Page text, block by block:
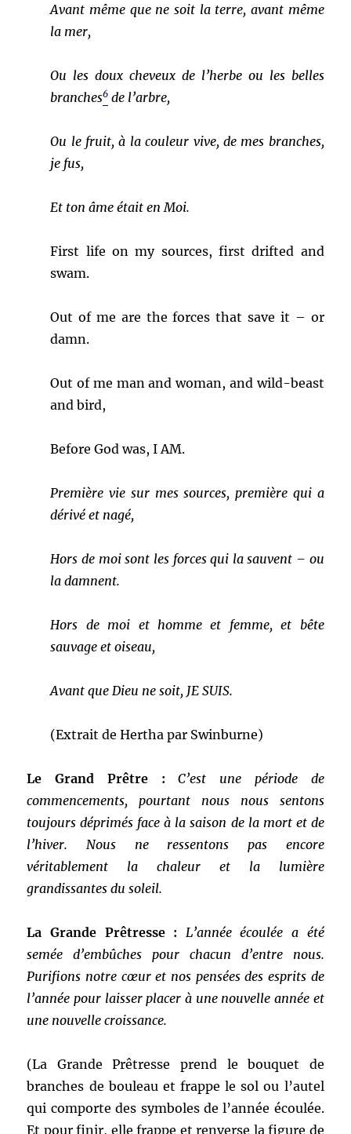
Avant même que ne soit la terre, avant même
la mer,
Ou les doux cheveux de l’herbe ou les belles
branches6 de l’arbre,
Ou le fruit, à la couleur vive, de mes branches,
je fus,
Et ton âme était en Moi.
First life on my sources, first drifted and
swam.
Out of me are the forces that save it – or
damn.
Out of me man and woman, and wild-beast
and bird,
Before God was, I AM.
Première vie sur mes sources, première qui a
dérivé et nagé,
Hors de moi sont les forces qui la sauvent – ou
la damnent.
Hors de moi et homme et femme, et bête
sauvage et oiseau,
Avant que Dieu ne soit, JE SUIS.
(Extrait de Hertha par Swinburne)
Le Grand Prêtre :
C’est une période de
commencements, pourtant nous nous sentons
toujours déprimés face à la saison de la mort et de
l’hiver. Nous ne ressentons pas encore
véritablement la chaleur et la lumière
grandissantes du soleil.
La Grande Prêtresse :
L’année écoulée a été
semée d’embûches pour chacun d’entre nous.
Purifions notre cœur et nos pensées des esprits de
l’année pour laisser placer à une nouvelle année et
une nouvelle croissance.
(La Grande Prêtresse prend le bouquet de
branches de bouleau et frappe le sol ou l’autel
qui comporte des symboles de l’année écoulée.
Et pour finir, elle frappe et renverse la figure de